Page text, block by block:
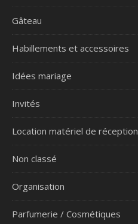
Gâteau
Habillements et accessoires
Idées mariage
Invités
Location matériel de réception
Non classé
Organisation
Parfumerie / Cosmétiques